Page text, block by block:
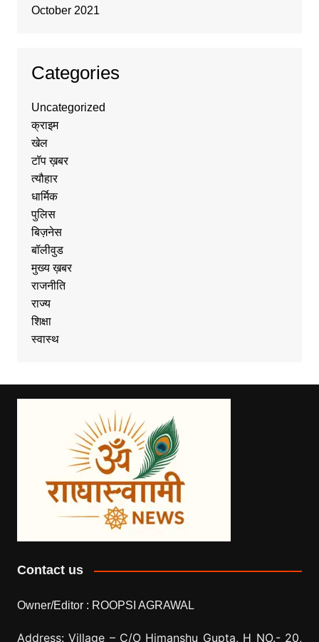
October 2021
Categories
Uncategorized
क्राइम
खेल
टॉप ख़बर
त्यौहार
धार्मिक
पुलिस
बिज़नेस
बॉलीवुड
मुख्य ख़बर
राजनीति
राज्य
शिक्षा
स्वास्थ
Contact us
Owner/Editor : ROOPSI AGRAWAL
Address: Village – C/O Himanshu Gupta, H NO.- 20,